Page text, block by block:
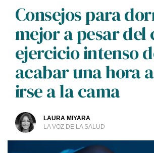
Consejos para
mejor a pesar del
ejercicio intenso
acabar una hora
irse a la cama
LAURA MIYARA
LA VOZ DE LA SALUD